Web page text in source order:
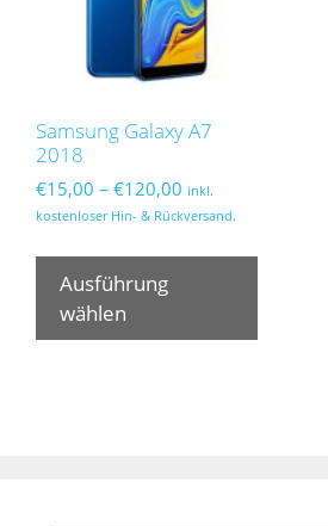
Samsung Galaxy A7
2018
€15,00 – €120,00 Preisspanne:
€15,00
€120,00
inkl.
kostenloser Hin- & Rückversand.
Ausführung
wählen
mehrere